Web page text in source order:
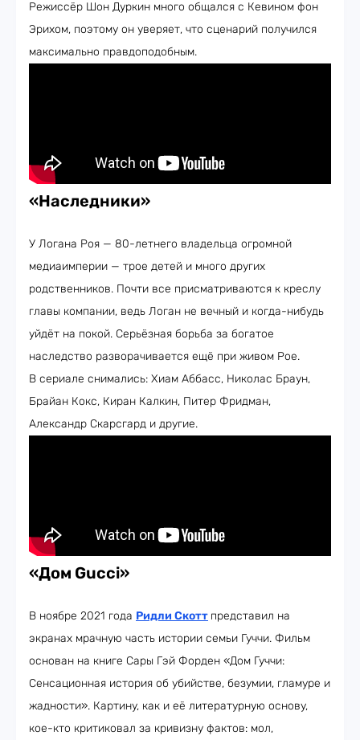
Режиссёр Шон Дуркин много общался с Кевином фон
Эрихом, поэтому он уверяет, что сценарий получился
максимально правдоподобным.
«Наследники»
У Логана Роя — 80-летнего владельца огромной
медиаимперии — трое детей и много других
родственников. Почти все присматриваются к креслу
главы компании, ведь Логан не вечный и когда-нибудь
уйдёт на покой. Серьёзная борьба за богатое
наследство разворачивается ещё при живом Рое.
В сериале снимались: Хиам Аббасс, Николас Браун,
Брайан Кокс, Киран Калкин, Питер Фридман,
Александр Скарсгард и другие.
«Дом Gucci»
В ноябре 2021 года Ридли Скотт представил на
экранах мрачную часть истории семьи Гуччи. Фильм
основан на книге Сары Гэй Форден «Дом Гуччи:
Сенсационная история об убийстве, безумии, гламуре и
жадности». Картину, как и её литературную основу,
кое-кто критиковал за кривизну фактов: мол,